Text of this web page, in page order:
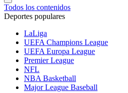
Todos los contenidos
Deportes populares
LaLiga
UEFA Champions League
UEFA Europa League
Premier League
NFL
NBA Basketball
Major League Baseball